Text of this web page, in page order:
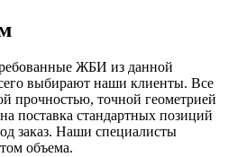
ЖБИ из данной
выбирают наши клиенты. Все
прочностью, точной геометрией
поставка стандартных позиций
заказ. Наши специалисты
объема.